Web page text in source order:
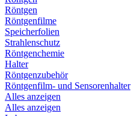
Röntgen
Röntgenfilme
Speicherfolien
Strahlenschutz
Röntgenchemie
Halter
Röntgenzubehör
Röntgenfilm- und Sensorenhalter
Alles anzeigen
Alles anzeigen